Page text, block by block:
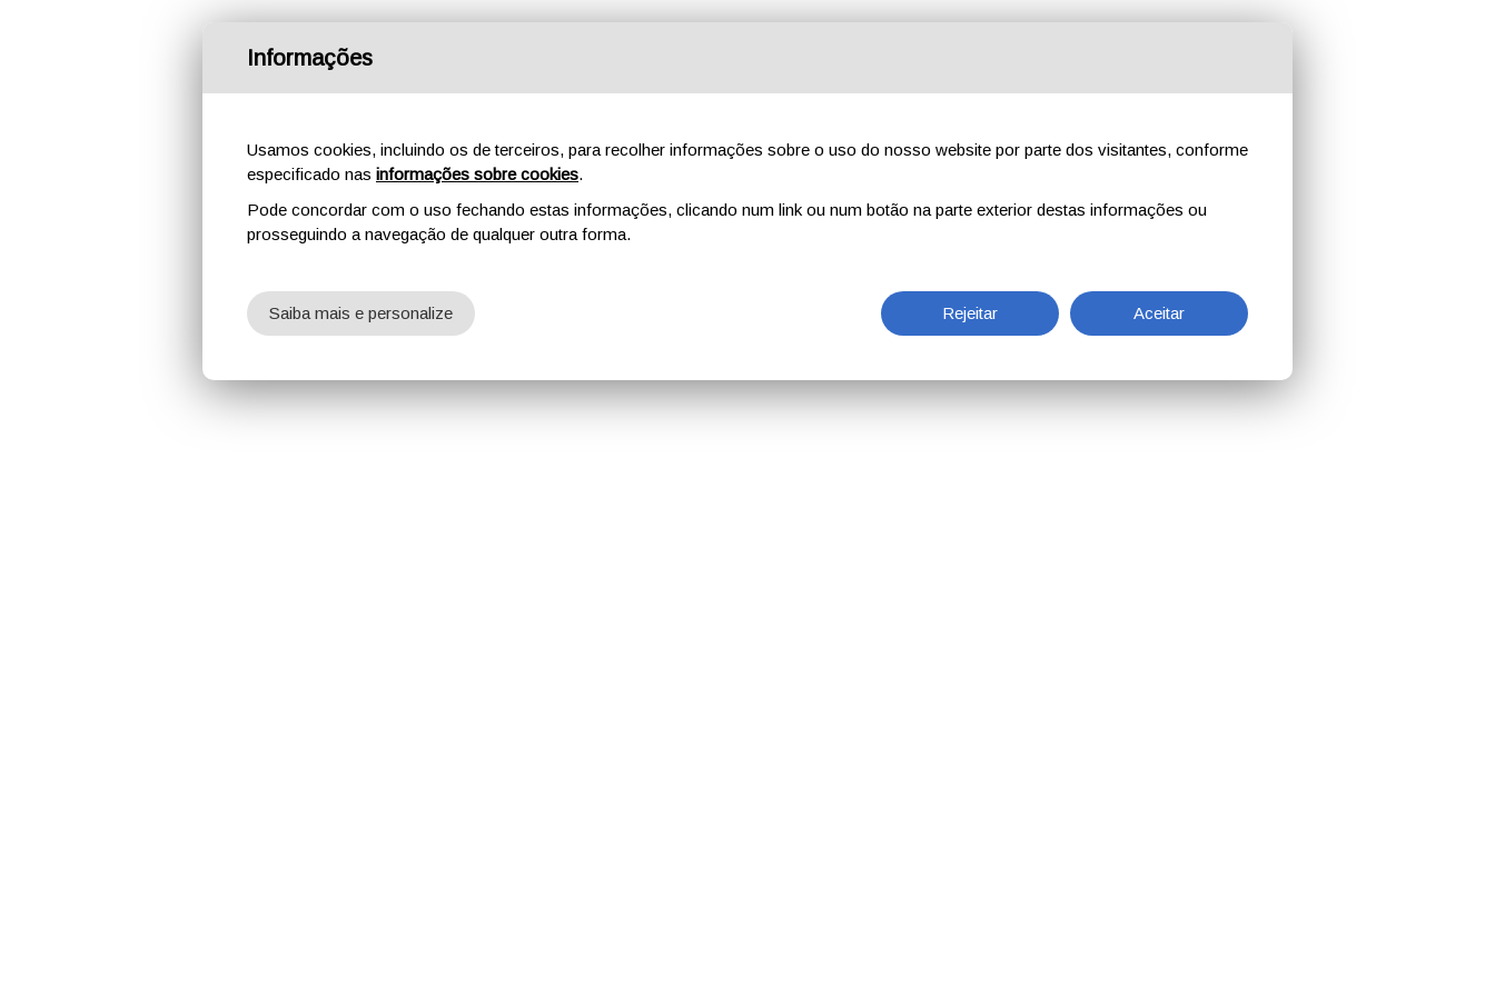
Informações
Usamos cookies, incluindo os de terceiros, para recolher informações sobre o uso do nosso website por parte dos visitantes, conforme
especificado nas informações sobre cookies.
Pode concordar com o uso fechando estas informações, clicando num link ou num botão na parte exterior destas informações ou
prosseguindo a navegação de qualquer outra forma.
Rejeitar Aceitar
Saiba mais e personalize